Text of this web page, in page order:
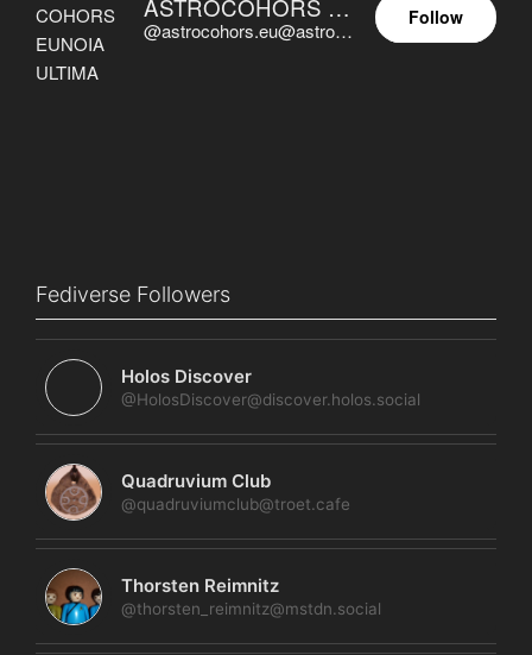
@astrocohors.eu@astrocohors.eu
Follow
Fediverse Followers
Holos Discover
@HolosDiscover@discover.holos.social
Quadruvium Club
@quadruviumclub@troet.cafe
Thorsten Reimnitz
@thorsten_reimnitz@mstdn.social